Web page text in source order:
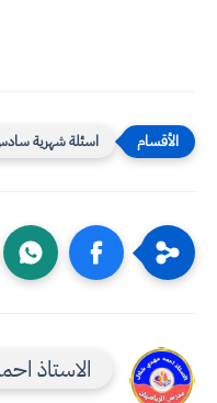
اسئلة شهرية
الاستاذ